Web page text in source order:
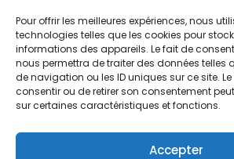
Pour offrir les meilleures expériences, nous
technologies telles que les cookies pour
informations des appareils. Le fait de
nous permettra de traiter des données telles
de navigation ou les ID uniques sur ce site.
consentir ou de retirer son consentement
sur certaines caractéristiques et fonctions.
Accepter
Fiche de Vérification Extincteur
En savoir plus
Comments are closed.